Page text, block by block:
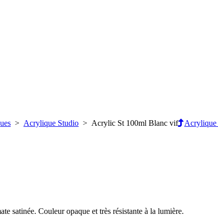
> Acrylique Studio > Acrylic St 100ml Blanc vif Acrylique
satinée. Couleur opaque et très résistante à la lumière.